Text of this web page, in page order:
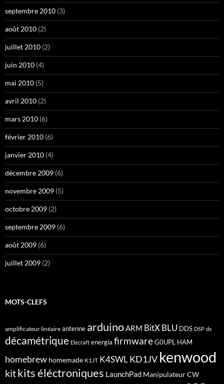
septembre 2010 (3)
août 2010 (2)
juillet 2010 (2)
juin 2010 (4)
mai 2010 (5)
avril 2010 (2)
mars 2010 (6)
février 2010 (6)
janvier 2010 (4)
décembre 2009 (6)
novembre 2009 (5)
octobre 2009 (2)
septembre 2009 (6)
août 2009 (6)
juillet 2009 (2)
MOTS-CLEFS
amplificateur linéaire antenne arduinoARM BitX BLU DDS DSP dx
décamétrique Elecraft energia firmwareG0UPL HAM
homebrew homemade K1JT K4SWL KD1JV kenwood
kitkits éléctroniques LaunchPad Manipulateur CW